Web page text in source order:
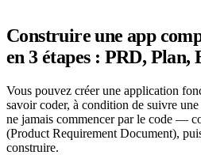
Construire une app
en 3 étapes : PRD, Plan,
Vous pouvez créer une application
savoir coder, à condition de suivre
ne jamais commencer par le code —
(Product Requirement Document),
construire.